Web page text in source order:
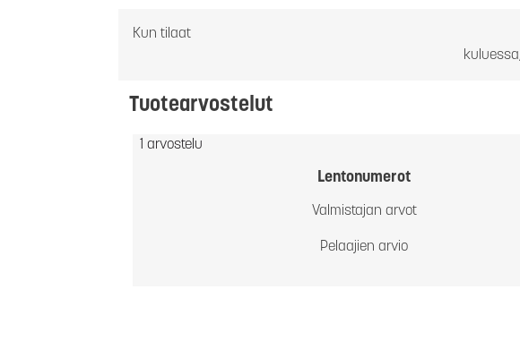
Kun tilaat
Tuotearvostelut
1 arvostelu
Lentonumerot
Valmistajan arvot
Pelaajien arvio